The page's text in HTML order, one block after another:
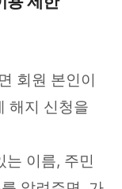
회원 본인이
해지 신청을
는 이름, 주민